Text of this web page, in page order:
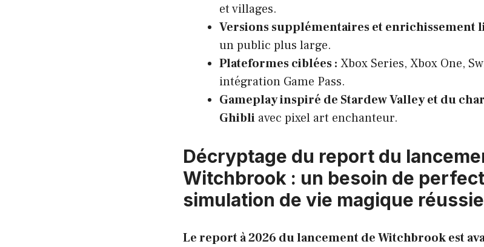
et villages.
Versions supplémentaires et enrichissement
un public plus large.
Plateformes ciblées : Xbox Series, Xbox One,
intégration Game Pass.
Gameplay inspiré de Stardew Valley et du
Ghibli avec pixel art enchanteur.
Décryptage du report du
Witchbrook : un besoin de
simulation de vie magique réussie
Le report à 2026 du lancement de Witchbrook est